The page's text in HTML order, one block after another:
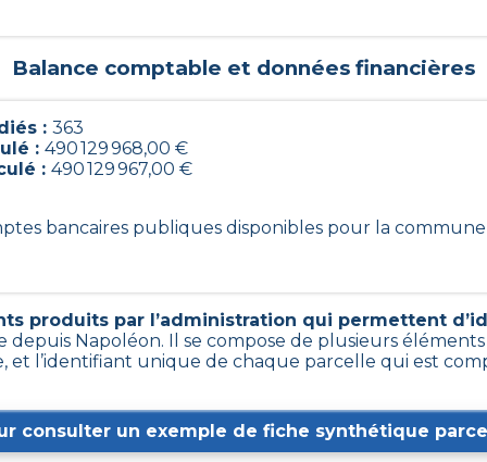
Balance comptable et données financières
: 363
: 490 129 968,00 €
: 490 129 967,00 €
bancaires publiques disponibles pour la
produits par l’administration qui permettent
depuis Napoléon. Il se compose de plusieurs
l’identifiant unique de chaque parcelle qui est
consulter un exemple de fiche synthétique